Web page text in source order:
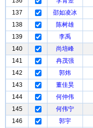
137
邵如凌冰
138
陈树雄
139
李禹
140
尚培峰
141
冉茂强
142
郭炜
143
董佳昊
144
何仲伟
145
何伟宁
146
郭宇